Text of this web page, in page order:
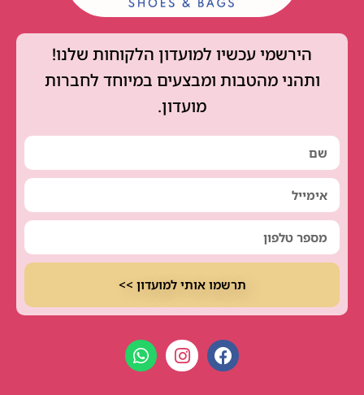
הירשמי עכשיו למועדון הלקוחות שלנו!
ותהני מהטבות ומבצעים במיוחד לחברות
מועדון.
תרשמו אותי למועדון >>